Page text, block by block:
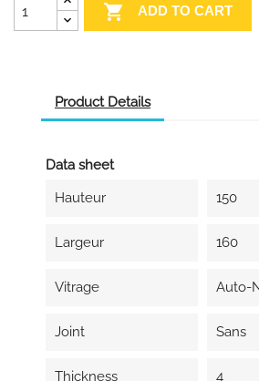
 ADD TO CART
Product Details
Data sheet
Hauteur
150
Largeur 160
Vitrage Auto-
Joint Sans
Thickness 4